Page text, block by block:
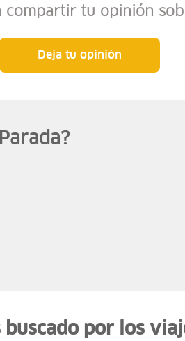
compartir tu opinión
Deja tu opinión
buscado por los